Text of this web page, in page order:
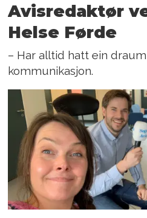
Avisredaktør
Helse Førde
– Har alltid hatt ein
kommunikasjon.